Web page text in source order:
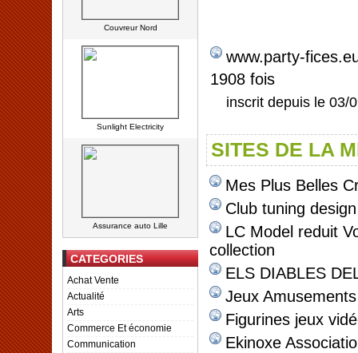
Couvreur Nord
Sunlight Electricity
Assurance auto Lille
CATEGORIES
Achat Vente
Actualité
Arts
Commerce Et économie
Communication
www.party-
1908 fois
inscrit depuis le 03/
SITES DE LA
Mes Plus Belles
Club tuning
LC Model reduit
collection
ELS DIABLES
Jeux
Figurines jeux
Ekinoxe